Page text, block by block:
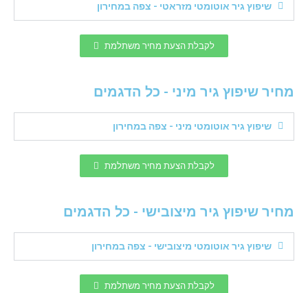
שיפוץ גיר אוטומטי מזראטי - צפה במחירון
לקבלת הצעת מחיר משתלמת
מחיר שיפוץ גיר מיני - כל הדגמים
שיפוץ גיר אוטומטי מיני - צפה במחירון
לקבלת הצעת מחיר משתלמת
מחיר שיפוץ גיר מיצובישי - כל הדגמים
שיפוץ גיר אוטומטי מיצובישי - צפה במחירון
לקבלת הצעת מחיר משתלמת